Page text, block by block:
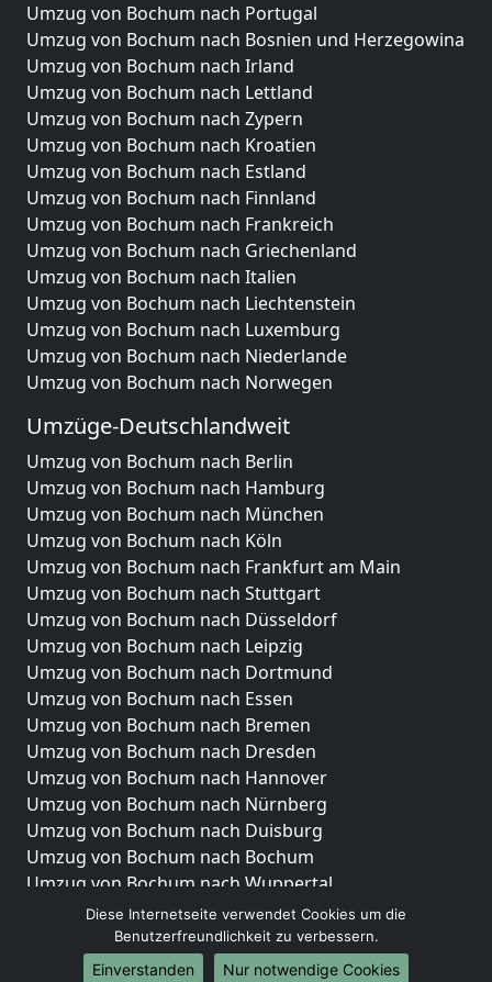
Umzug von Bochum nach Portugal
Umzug von Bochum nach Bosnien und Herzegowina
Umzug von Bochum nach Irland
Umzug von Bochum nach Lettland
Umzug von Bochum nach Zypern
Umzug von Bochum nach Kroatien
Umzug von Bochum nach Estland
Umzug von Bochum nach Finnland
Umzug von Bochum nach Frankreich
Umzug von Bochum nach Griechenland
Umzug von Bochum nach Italien
Umzug von Bochum nach Liechtenstein
Umzug von Bochum nach Luxemburg
Umzug von Bochum nach Niederlande
Umzug von Bochum nach Norwegen
Umzüge-Deutschlandweit
Umzug von Bochum nach Berlin
Umzug von Bochum nach Hamburg
Umzug von Bochum nach München
Umzug von Bochum nach Köln
Umzug von Bochum nach Frankfurt am Main
Umzug von Bochum nach Stuttgart
Umzug von Bochum nach Düsseldorf
Umzug von Bochum nach Leipzig
Umzug von Bochum nach Dortmund
Umzug von Bochum nach Essen
Umzug von Bochum nach Bremen
Umzug von Bochum nach Dresden
Umzug von Bochum nach Hannover
Umzug von Bochum nach Nürnberg
Umzug von Bochum nach Duisburg
Umzug von Bochum nach Bochum
Umzug von Bochum nach Wuppertal
Umzug von Bochum nach Bielefeld
Umzug von Bochum nach Bonn
Umzug von Bochum nach Münster
Diese Internetseite verwendet Cookies um die
Benutzerfreundlichkeit zu verbessern.
Einverstanden
Nur notwendige Cookies